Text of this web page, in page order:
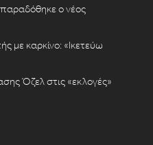
ο νέος
με καρκίνο: «Ικετεύω
Όζελ στις «εκλογές»